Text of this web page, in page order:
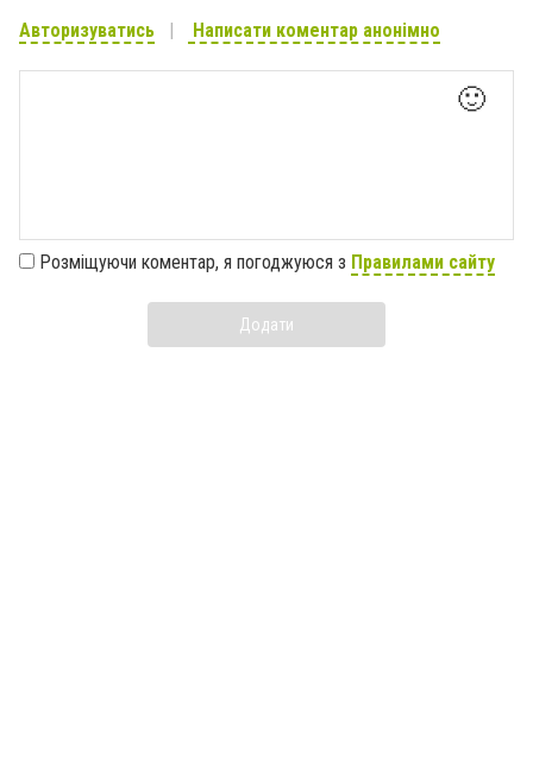
Авторизуватись Написати коментар анонімно
🙂
Розміщуючи коментар, я погоджуюся з Правилами сайту
Додати